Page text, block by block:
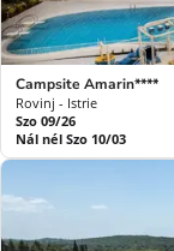
Campsite Amarin****
Rovinj - Istrie
Szo 09/26
Nál nél Szo 10/03